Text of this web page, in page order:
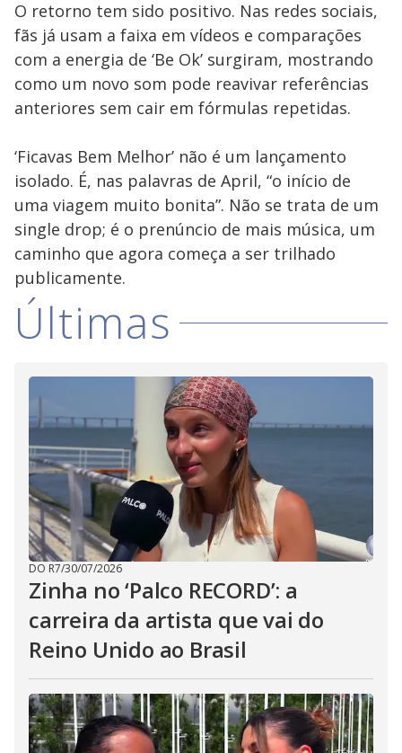
O retorno tem sido positivo. Nas redes sociais,
fãs já usam a faixa em vídeos e comparações
com a energia de ‘Be Ok’ surgiram, mostrando
como um novo som pode reavivar referências
anteriores sem cair em fórmulas repetidas.
‘Ficavas Bem Melhor’ não é um lançamento
isolado. É, nas palavras de April, “o início de
uma viagem muito bonita”. Não se trata de um
single drop; é o prenúncio de mais música, um
caminho que agora começa a ser trilhado
publicamente.
Últimas
DO R7/30/07/2026
Zinha no ‘Palco RECORD’: a
carreira da artista que vai do
Reino Unido ao Brasil